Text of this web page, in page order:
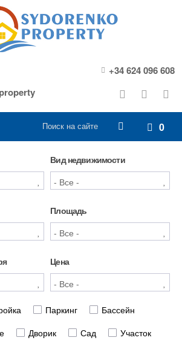
+34 624 096 608
0
Вид недвижимости
Площадь
Цена
Паркинг
Бассейн
Дворик Сад Участок